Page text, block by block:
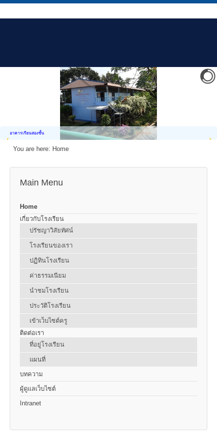
อาคารเรียนสองชั้น
You are here: Home
Main Menu
Home
เกี่ยวกับโรงเรียน
ปรัชญาวิสัยทัศน์
โรงเรียนของเรา
ปฏิทินโรงเรียน
ค่าธรรมเนียม
นำชมโรงเรียน
ประวัติโรงเรียน
เข้าเว็บไซต์ครู
ติดต่อเรา
ที่อยู่โรงเรียน
แผนที่
บทความ
ผู้ดูแลเว็บไซต์
Intranet